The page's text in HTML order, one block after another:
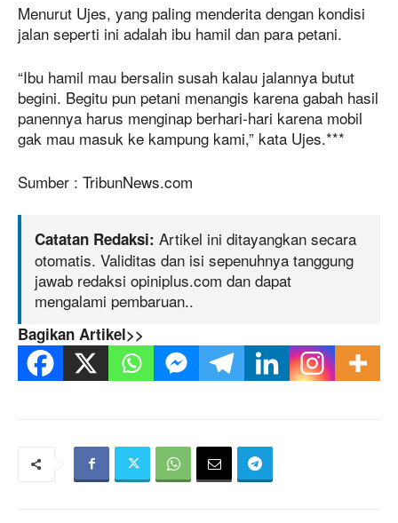
Menurut Ujes, yang paling menderita dengan kondisi
jalan seperti ini adalah ibu hamil dan para petani.
“Ibu hamil mau bersalin susah kalau jalannya butut
begini. Begitu pun petani menangis karena gabah hasil
panennya harus menginap berhari-hari karena mobil
gak mau masuk ke kampung kami,” kata Ujes.***
Sumber : TribunNews.com
Catatan Redaksi: Artikel ini ditayangkan secara
otomatis. Validitas dan isi sepenuhnya tanggung
jawab redaksi opiniplus.com dan dapat
mengalami pembaruan..
Bagikan Artikel>>